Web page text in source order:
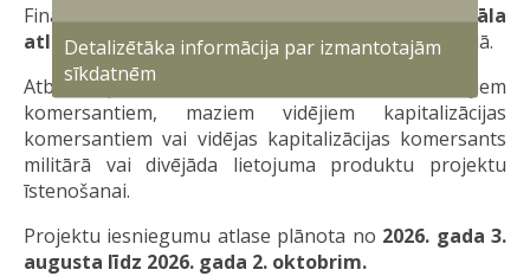
Finansējums būs pieejams
aizdevuma ar kapitāla
atlaidiveidā ungarantiju ar kapitāla atlaidiveidā.
Atbalsts paredzēts sīkiem (mikro), maziem, vidējiem
komersantiem, maziem vidējiem kapitalizācijas
komersantiem vai vidējas kapitalizācijas komersants
militārā vai divējāda lietojuma produktu projektu
īstenošanai.
Projektu iesniegumu atlase plānota no 2026. gada 3.
augusta līdz 2026. gada 2. oktobrim.
Detalizētāka informācija par izmantotajām
sīkdatnēm